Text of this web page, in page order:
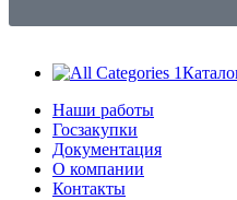
Наши работы
Госзакупки
Документация
О компании
Контакты